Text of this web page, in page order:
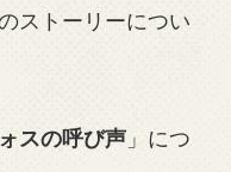
ストーリーについ
スの呼び声」につ